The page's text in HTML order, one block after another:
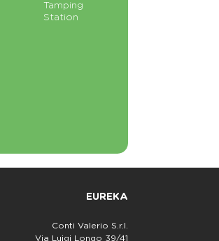
Tamping
Station
EUREKA
Conti Valerio S.r.l.
Via Luigi Longo 39/41